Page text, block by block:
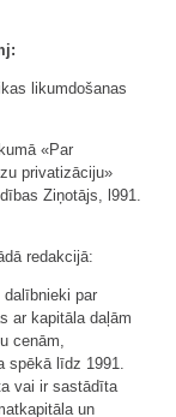
likumdošanas
«Par
privatizāciju»
Ziņotājs, l991.
redakcijā:
par
ar kapitāla daļām
cenām,
spēkā līdz 1991.
vai ir sastādīta
un